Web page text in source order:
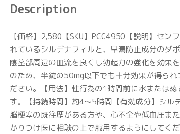
Description
【価格】2,580【SKU】PC04950【説明】セン
れているシルデナフィルと、早漏防止成分のダ
陰茎部周辺の血流を良くし勃起力の強化を効果
のため、半錠の50mg以下でも十分効果が得ら
ださい。【用法】性行為の1時間前に水または
す。【持続時間】約4〜5時間【有効成分】シル
脳梗塞の既往歴がある方や、心不全や低血圧ま
かりつけ医に相談の上で服用するようにしてく